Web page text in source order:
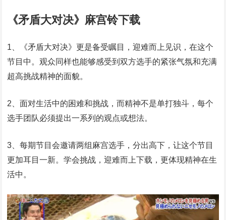
《矛盾大对决》麻宫铃下载
1、《矛盾大对决》更是备受瞩目，迎难而上见识，在这个
节目中。观众同样也能够感受到双方选手的紧张气氛和充满
超高挑战精神的面貌。
2、面对生活中的困难和挑战，而精神不是单打独斗，每个
选手团队必须提出一系列的观点或想法。
3、每期节目会邀请两组麻宫选手，分出高下，让这个节目
更加耳目一新。学会挑战，迎难而上下载，更体现精神在生
活中。